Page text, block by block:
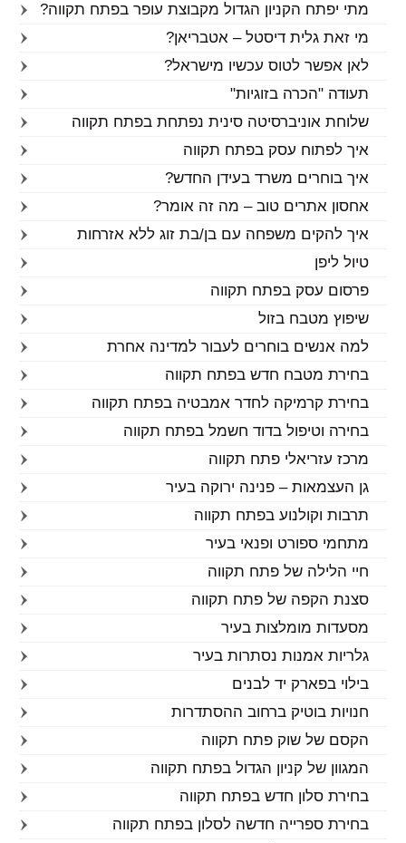
מתי יפתח הקניון הגדול מקבוצת עופר בפתח תקווה?
מי זאת גלית דיסטל – אטבריאן?
לאן אפשר לטוס עכשיו מישראל?
תעודה "הכרה בזוגיות"
שלוחת אוניברסיטה סינית נפתחת בפתח תקווה
איך לפתוח עסק בפתח תקווה
איך בוחרים משרד בעידן החדש?
אחסון אתרים טוב – מה זה אומר?
איך להקים משפחה עם בן/בת זוג ללא אזרחות
טיול ליפן
פרסום עסק בפתח תקווה
שיפוץ מטבח בזול
למה אנשים בוחרים לעבור למדינה אחרת
בחירת מטבח חדש בפתח תקווה
בחירת קרמיקה לחדר אמבטיה בפתח תקווה
בחירה וטיפול בדוד חשמל בפתח תקווה
מרכז עזריאלי פתח תקווה
גן העצמאות – פנינה ירוקה בעיר
תרבות וקולנוע בפתח תקווה
מתחמי ספורט ופנאי בעיר
חיי הלילה של פתח תקווה
סצנת הקפה של פתח תקווה
מסעדות מומלצות בעיר
גלריות אמנות נסתרות בעיר
בילוי בפארק יד לבנים
חנויות בוטיק ברחוב ההסתדרות
הקסם של שוק פתח תקווה
המגוון של קניון הגדול בפתח תקווה
בחירת סלון חדש בפתח תקווה
בחירת ספרייה חדשה לסלון בפתח תקווה